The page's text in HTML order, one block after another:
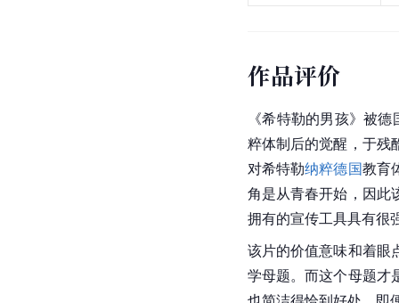
作品评价
《希特勒的男孩》被
粹体制后的觉醒，于残
对希特勒纳粹德国教育
角是从青春开始，因此
拥有的宣传工具具有很
该片的价值意味和着眼
学母题。而这个母题才